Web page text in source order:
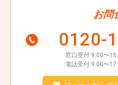
お問
0120-
窓口受付 9:00〜
電話受付 9:00〜